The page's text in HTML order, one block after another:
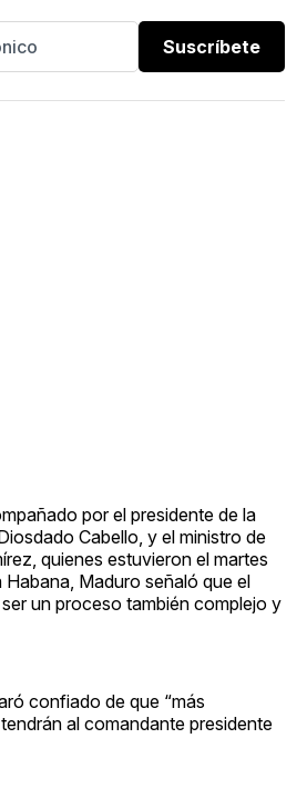
Suscríbete
por el presidente de la
Cabello, y el ministro de
quienes estuvieron el martes
Maduro señaló que el
un proceso también complejo y
confiado de que “más
al comandante presidente